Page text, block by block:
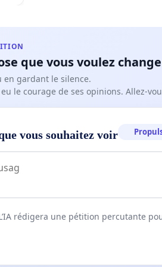
que vous voulez
en gardant le silence.
le courage de ses opinions. Allez-
vous souhaitez voir
rédigera une pétition percutante